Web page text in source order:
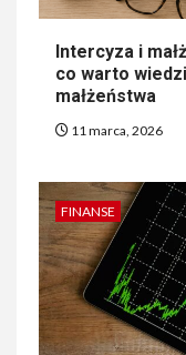
Intercyza i
co warto
małżeństwa
11 marca, 2026
FINANSE